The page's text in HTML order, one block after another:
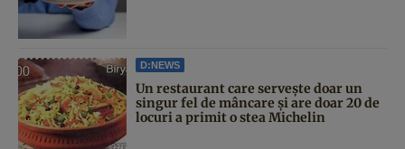
D:NEWS
Un restaurant care servește doar un
singur fel de mâncare și are doar 20 de
locuri a primit o stea Michelin